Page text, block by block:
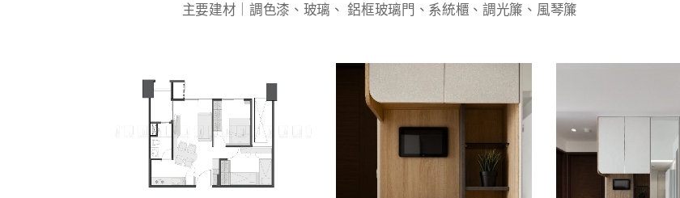
主要建材｜調色漆、玻璃、 鋁框玻璃門、系統櫃、調光簾、風琴簾